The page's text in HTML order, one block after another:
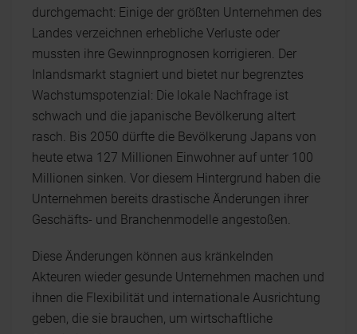
durchgemacht: Einige der größten Unternehmen des
Landes verzeichnen erhebliche Verluste oder
mussten ihre Gewinnprognosen korrigieren. Der
Inlandsmarkt stagniert und bietet nur begrenztes
Wachstumspotenzial: Die lokale Nachfrage ist
schwach und die japanische Bevölkerung altert
rasch. Bis 2050 dürfte die Bevölkerung Japans von
heute etwa 127 Millionen Einwohner auf unter 100
Millionen sinken. Vor diesem Hintergrund haben die
Unternehmen bereits drastische Änderungen ihrer
Geschäfts- und Branchenmodelle angestoßen.
Diese Änderungen können aus kränkelnden
Akteuren wieder gesunde Unternehmen machen und
ihnen die Flexibilität und internationale Ausrichtung
geben, die sie brauchen, um wirtschaftliche